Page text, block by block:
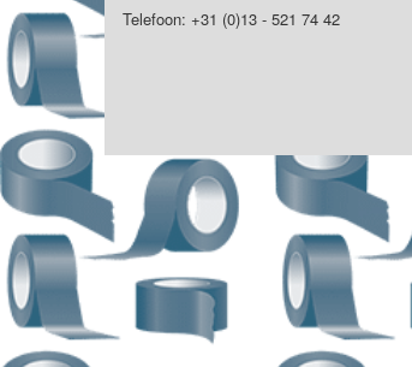
Telefoon: +31 (0)13 - 521 74 42